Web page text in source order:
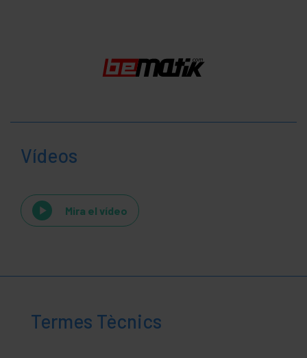
Vídeos
Mira el vídeo
Termes Tècnics